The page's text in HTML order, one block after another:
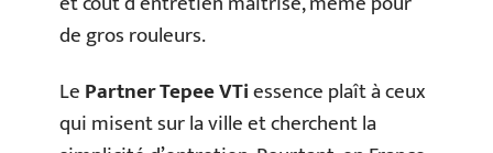
de gros rouleurs.
LePartner Tepee VTiessence plaît à ceux
qui misent sur la ville et cherchent la